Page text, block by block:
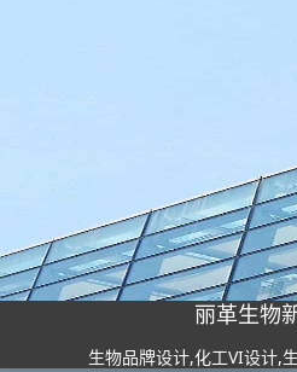
丽革生物
生物品牌设计,化工VI设计,